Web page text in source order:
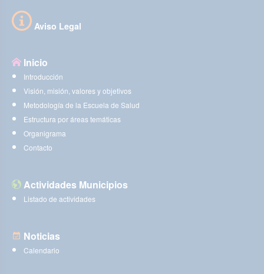
Aviso Legal
Inicio
Introducción
Visión, misión, valores y objetivos
Metodología de la Escuela de Salud
Estructura por áreas temáticas
Organigrama
Contacto
Actividades Municipios
Listado de actividades
Noticias
Calendario